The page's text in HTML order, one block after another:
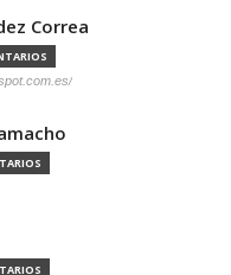
Correa